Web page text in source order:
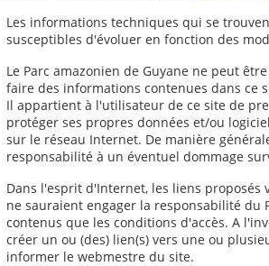
Les informations techniques qui se
susceptibles d'évoluer en fonction des
Le Parc amazonien de Guyane ne peut
faire des informations contenues dans ce
Il appartient à l'utilisateur de ce site de
protéger ses propres données et/ou
sur le réseau Internet. De manière
responsabilité à un éventuel dommage
Dans l'esprit d'Internet, les liens
ne sauraient engager la responsabilité du
contenus que les conditions d'accès. A
créer un ou (des) lien(s) vers une ou
informer le webmestre du site.